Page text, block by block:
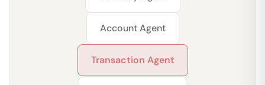
Account Agent
Transaction Agent